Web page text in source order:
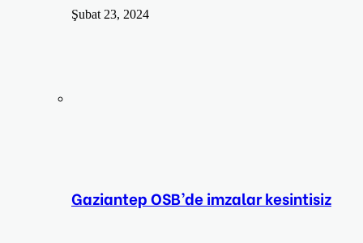
Şubat 23, 2024
Gaziantep OSB’de imzalar kesintisiz